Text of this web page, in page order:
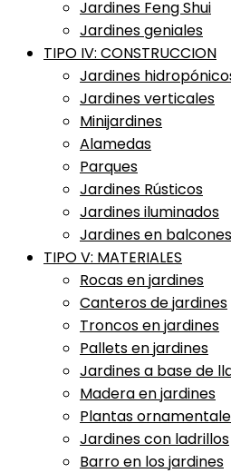
Jardines Feng Shui
Jardines geniales
TIPO IV: CONSTRUCCION
Jardines
Jardines verticales
Minijardines
Alamedas
Parques
Jardines Rústicos
Jardines iluminados
Jardines en balcones
TIPO V: MATERIALES
Rocas en jardines
Canteros de jardines
Troncos en jardines
Pallets en jardines
Jardines a base de
Madera en jardines
Plantas
Jardines con ladrillos
Barro en los jardines